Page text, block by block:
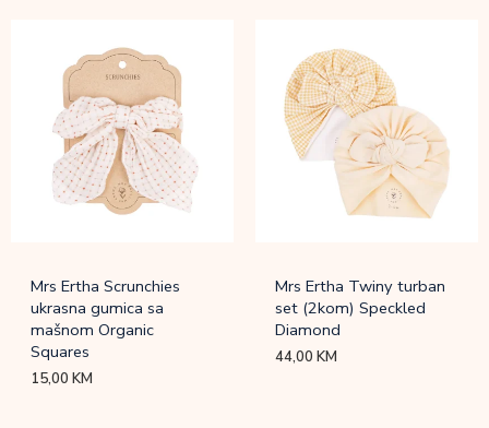
Mrs Ertha Scrunchies
ukrasna gumica sa
mašnom Organic
Squares
15,00KM
Mrs Ertha Twiny turban
set (2kom) Speckled
Diamond
44,00KM